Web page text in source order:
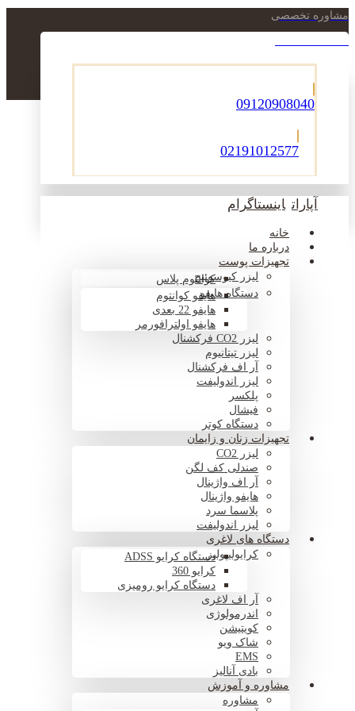
مشاوره تخصصی
09120908040
02191012577
آپارات اینستاگرام
خانه
درباره ما
تجهیزات پوست
لیزر کیوسوئیچکوانتوم پلاس
دستگاه هایفوهایفو کوانتوم
هایفو 22 بعدی
هایفو اولترافورمر
لیزر CO2 فرکشنال
لیزر تیتانیوم
آر اف فرکشنال
لیزر اندولیفت
پلکسر
فیشال
دستگاه کوتر
تجهیزات زنان و زایمان
لیزر CO2
صندلی کف لگن
آر اف واژینال
هایفو واژینال
پلاسما سرد
لیزر اندولیفت
دستگاه های لاغری
کرایولیپولیزدستگاه کرایو ADSS
کرایو 360
دستگاه کرایو رومیزی
آر اف لاغری
اندرمولوژی
کویتیشن
شاک ویو
EMS
بادی آنالیز
مشاوره و آموزش
مشاوره